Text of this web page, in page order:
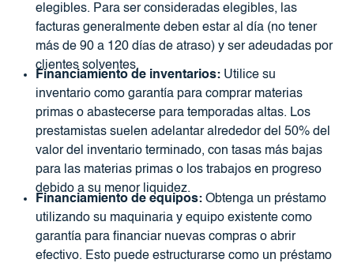
elegibles. Para ser consideradas elegibles, las
facturas generalmente deben estar al día (no tener
más de 90 a 120 días de atraso) y ser adeudadas por
clientes solventes.
Financiamiento de inventarios:Utilice su
inventario como garantía para comprar materias
primas o abastecerse para temporadas altas. Los
prestamistas suelen adelantar alrededor del 50% del
valor del inventario terminado, con tasas más bajas
para las materias primas o los trabajos en progreso
debido a su menor liquidez.
Financiamiento de equipos:Obtenga un préstamo
utilizando su maquinaria y equipo existente como
garantía para financiar nuevas compras o abrir
efectivo. Esto puede estructurarse como un préstamo